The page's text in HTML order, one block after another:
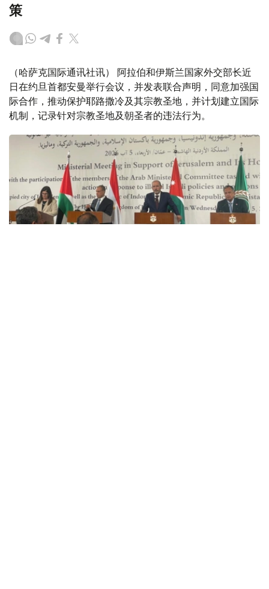
策
（哈萨克国际通讯社讯） 阿拉伯和伊斯兰国家外交部长近
日在约旦首都安曼举行会议，并发表联合声明，同意加强国
际合作，推动保护耶路撒冷及其宗教圣地，并计划建立国际
机制，记录针对宗教圣地及朝圣者的违法行为。